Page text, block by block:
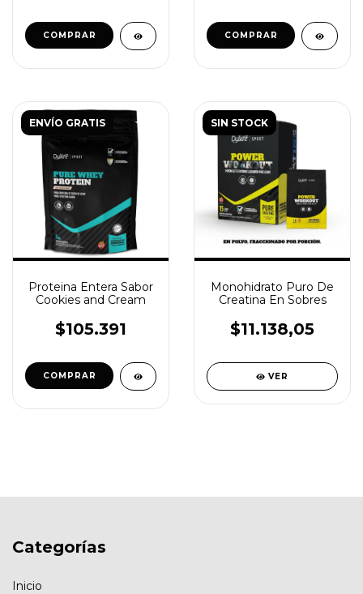
ENVÍO GRATIS
Proteina Entera Sabor
Cookies and Cream
$105.391
SIN STOCK
Monohidrato Puro De
Creatina En Sobres
$11.138,05
VER
Categorías
Inicio